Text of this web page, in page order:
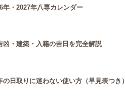
年・2027年八専カレンダー
・建築・入籍の吉日を完全解説
日取りに迷わない使い方（早見表つき）